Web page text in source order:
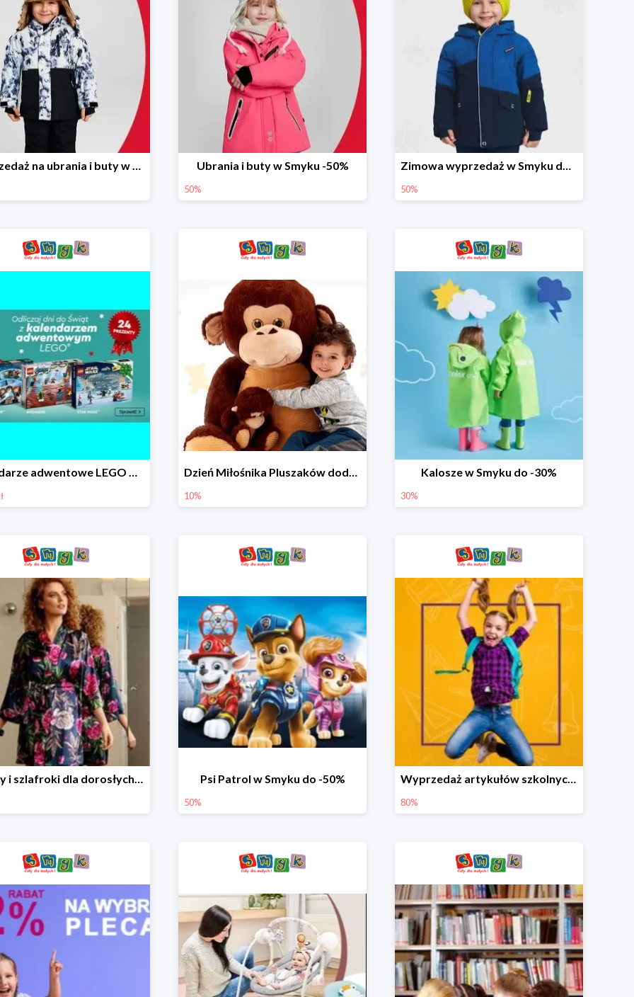
Wyprzedaż na ubrania i buty w Smyku do -70% Ubrania i buty w Smyku -50%
50%
Zimowa wyprzedaż w Smyku do -50%
50%
Kalendarze adwentowe LEGO w Smyku w super cenie Dzień Miłośnika Pluszaków dodatkowy rabat -10%
10%
Kalosze w Smyku do -30%
30%
Piżamy i szlafroki dla dorosłych w Smyku do -30% Psi Patrol w Smyku do -50%
50%
Wyprzedaż artykułów szkolnych w Smyku do -80%
80%